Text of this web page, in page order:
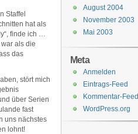
Staffel
hat als
finde ich …
als die
das
stört mich
über Serien
fast
uns nächstes
lohnt!
August 2004
November 2003
Mai 2003
Meta
Anmelden
Eintrags-Feed
Kommentar-Feed
WordPress.org